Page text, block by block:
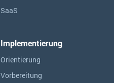
SaaS
Implementierung
Orientierung
Vorbereitung